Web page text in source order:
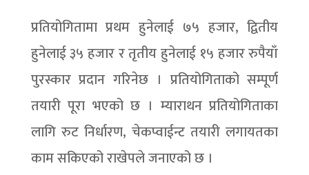
प्रतियोगितामा प्रथम हुनेलाई ७५ हजार, द्वितीय
हुनेलाई ३५ हजार र तृतीय हुनेलाई १५ हजार रुपैयाँ
पुरस्कार प्रदान गरिनेछ । प्रतियोगिताको सम्पूर्ण
तयारी पूरा भएको छ । म्याराथन प्रतियोगिताका
लागि रुट निर्धारण, चेकप्वाईन्ट तयारी लगायतका
काम सकिएको राखेपले जनाएको छ ।